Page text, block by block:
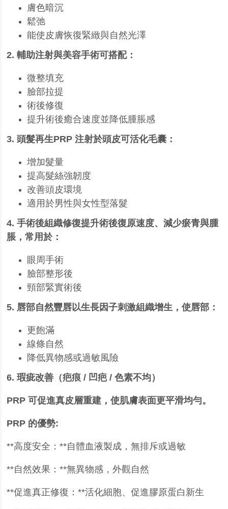
膚色暗沉
鬆弛
能使皮膚恢復緊緻與自然光澤
2.輔助注射與美容手術可搭配：
微整填充
臉部拉提
術後修復
提升術後癒合速度並降低腫脹感
3.頭髮再生PRP注射於頭皮可活化毛囊：
增加髮量
提高髮絲強韌度
改善頭皮環境
適用於男性與女性型落髮
4.手術後組織修復提升術後復原速度、減少瘀青與腫
脹，常用於：
眼周手術
臉部整形後
頸部緊實術後
5. 唇部自然豐唇以生長因子刺激組織增生，使唇部：
更飽滿
線條自然
降低異物感或過敏風險
6.瑕疵改善（疤痕 / 凹疤 /色素不均）
PRP可促進真皮層重建，使肌膚表面更平滑均勻。
PRP 的優勢:
**高度安全：**自體血液製成，無排斥或過敏
**自然效果：**無異物感，外觀自然
**促進真正修復：**活化細胞、促進膠原蛋白新生